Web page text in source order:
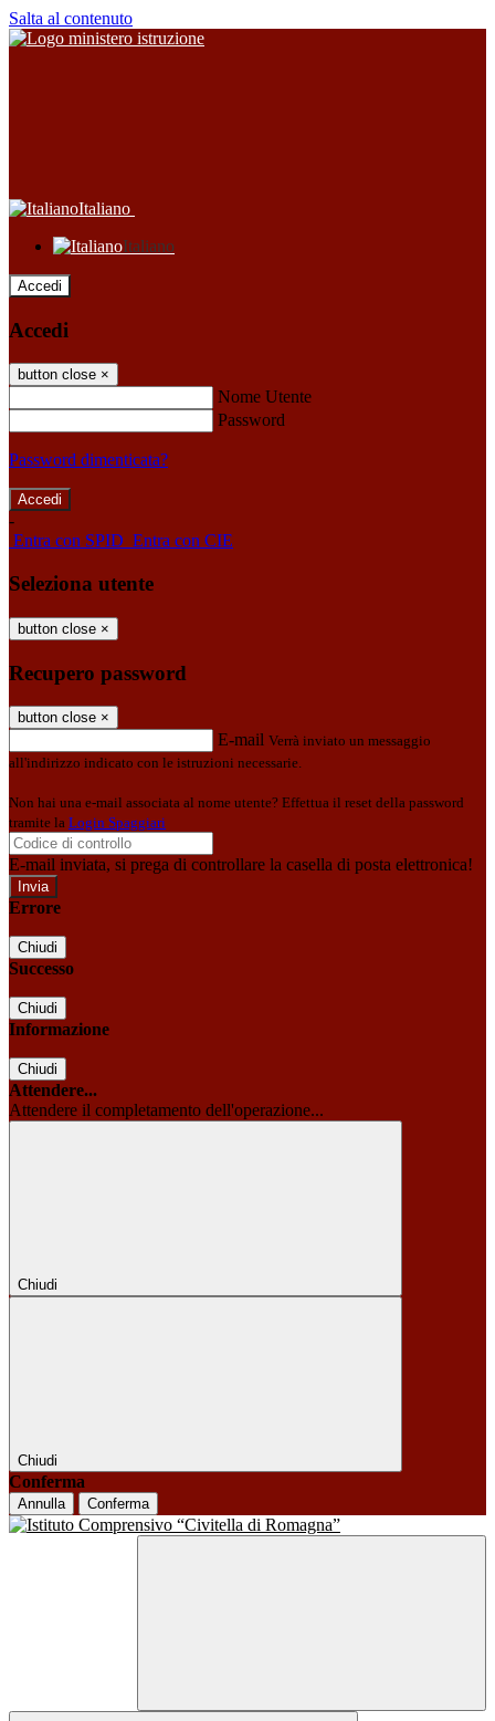
Salta al contenuto
Italiano
Italiano
Accedi
Accedi
button close ×
Nome Utente
Password
Password dimenticata?
-
Entra con SPID Entra con CIE
Seleziona utente
button close ×
Recupero password
button close ×
E-mail Verrà inviato un messaggio
all'indirizzo indicato con le istruzioni necessarie.
Non hai una e-mail associata al nome utente? Effettua il reset della password
tramite la Login Spaggiari
E-mail inviata, si prega di controllare la casella di posta elettronica!
Errore
Chiudi
Successo
Chiudi
Informazione
Chiudi
Attendere...
Attendere il completamento dell'operazione...
Chiudi
Chiudi
Conferma
Annulla Conferma